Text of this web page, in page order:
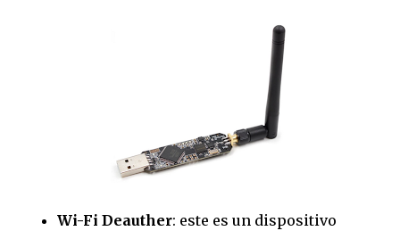
Wi-Fi Deauther: este es un dispositivo